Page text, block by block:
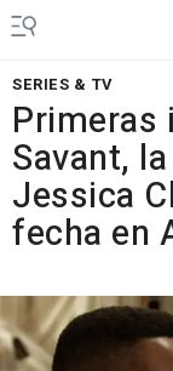
SERIES & TV
Primeras
Savant,
Jessica
fecha en